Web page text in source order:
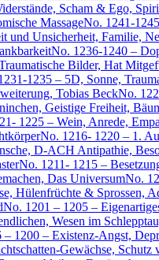
Scham & Ego,
MassageNo. 1241-
und Unsicherheit, Familie,
No. 1236-1240 –
Bilder, Hat
1235 – 5D, Sonne,
Tobias BeckNo.
Geistige Freiheit,
1225 – Wein, Anrede,
No. 1216- 1220 – 1.
D-ACH Antipathie,
No. 1211- 1215 –
Das UniversumNo.
Hülenfrüchte & Sprossen,
No. 1201 – 1205 –
Wesen im
– 1200 – Existenz-Angst,
Gewächse, Schutz